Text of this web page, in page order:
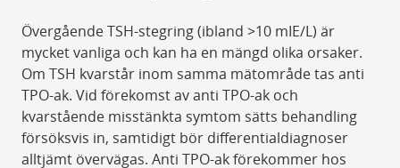
Övergående TSH-stegring (ibland >10 mIE/L) är
mycket vanliga och kan ha en mängd olika orsaker.
Om TSH kvarstår inom samma mätområde tas anti
TPO-ak. Vid förekomst av anti TPO-ak och
kvarstående misstänkta symtom sätts behandling
försöksvis in, samtidigt bör differentialdiagnoser
alltjämt övervägas. Anti TPO-ak förekommer hos